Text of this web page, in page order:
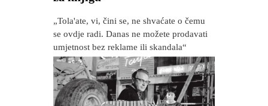
„Tola'ate, vi, čini se, ne shvaćate o čemu
se ovdje radi. Danas ne možete prodavati
umjetnost bez reklame ili skandala“